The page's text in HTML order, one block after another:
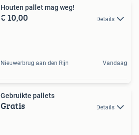
Houten pallet mag weg!
€ 10,00 Details
Nieuwerbrug aan den Rijn Vandaag
Gebruikte pallets
Gratis Details